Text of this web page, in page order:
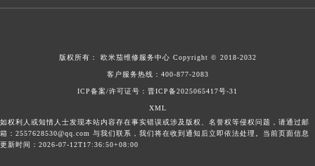
版权所有： 欧米茄维修服务中心 Copyright © 2018-2032
客户服务热线： 400-877-2083
ICP备案/许可证号：晋ICP备2025065417号-31
XML
如权利人或知情人士发现本站内容存在事实错误或涉及版权、名誉权等侵权问题，请通过邮
箱：2557628530@qq.com 与我们联系，我们将在收到通知后立即依法处理。当前页面信息
更新时间：2026-07-12T17:36:50+08:00